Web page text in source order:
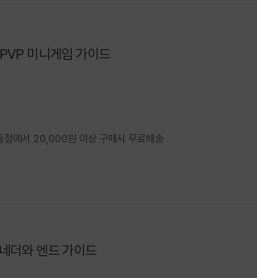
미니게임 가이드
에서 20,000원 이상 구매시 무료배송
더와 엔드 가이드